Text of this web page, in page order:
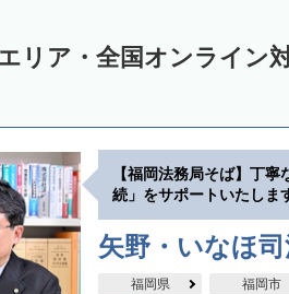
リア・全国オンライン
【福岡法務局そば】丁
続」をサポートいたしま
矢野・いなほ
福岡県 福岡市